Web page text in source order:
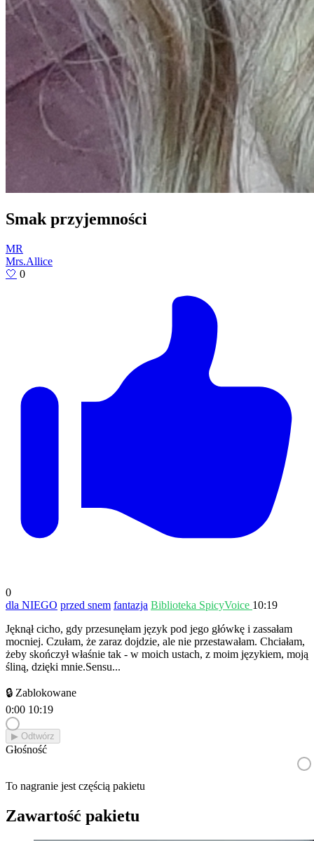
Smak przyjemności
MR
Mrs.Allice
🤍 0
0
dla NIEGO przed snem fantazja Biblioteka SpicyVoice 10:19
Jęknął cicho, gdy przesunęłam język pod jego główkę i zassałam
mocniej. Czułam, że zaraz dojdzie, ale nie przestawałam. Chciałam,
żeby skończył właśnie tak - w moich ustach, z moim językiem, moją
śliną, dzięki mnie.Sensu...
🔒 Zablokowane
0:00 10:19
▶︎ Odtwórz
Głośność
To nagranie jest częścią pakietu
Zawartość pakietu